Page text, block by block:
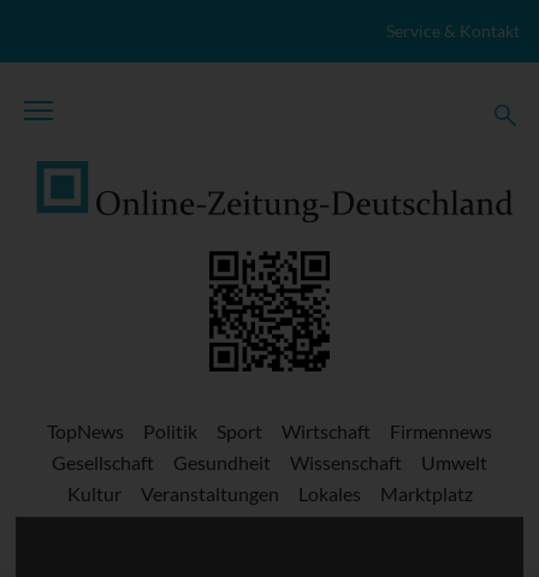
Service & Kontakt
TopNews Politik Sport Wirtschaft
Firmennews
Gesellschaft
Gesundheit Wissenschaft
Umwelt
Kultur
Veranstaltungen Lokales
Marktplatz
Stellenangebote